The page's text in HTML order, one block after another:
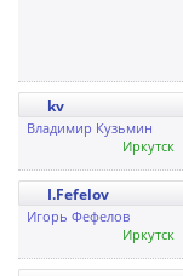
kv
Владимир Кузьмин
Иркутск
I.Fefelov
Игорь Фефелов
Иркутск